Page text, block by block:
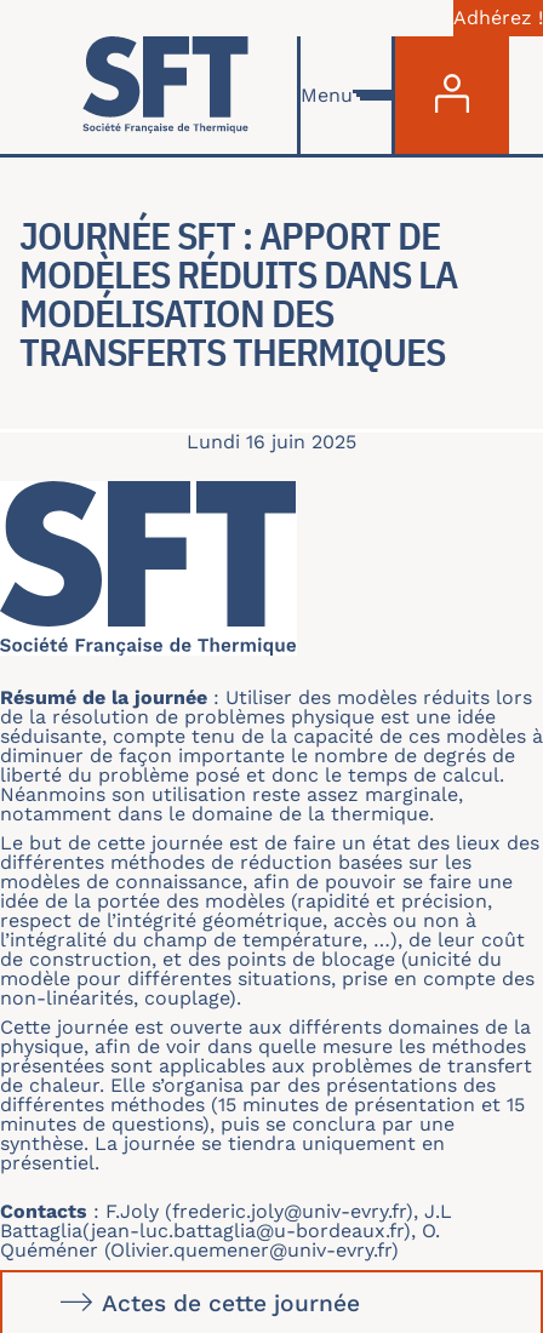
Aller au contenu principal
Adhérez !
Menu
JOURNÉE SFT : APPORT DE
MODÈLES RÉDUITS DANS LA
MODÉLISATION DES
TRANSFERTS THERMIQUES
Lundi 16 juin 2025
Résumé de la journée : Utiliser des modèles réduits lors
de la résolution de problèmes physique est une idée
séduisante, compte tenu de la capacité de ces modèles à
diminuer de façon importante le nombre de degrés de
liberté du problème posé et donc le temps de calcul.
Néanmoins son utilisation reste assez marginale,
notamment dans le domaine de la thermique.
Le but de cette journée est de faire un état des lieux des
différentes méthodes de réduction basées sur les
modèles de connaissance, afin de pouvoir se faire une
idée de la portée des modèles (rapidité et précision,
respect de l’intégrité géométrique, accès ou non à
l’intégralité du champ de température, …), de leur coût
de construction, et des points de blocage (unicité du
modèle pour différentes situations, prise en compte des
non-linéarités, couplage).
Cette journée est ouverte aux différents domaines de la
physique, afin de voir dans quelle mesure les méthodes
présentées sont applicables aux problèmes de transfert
de chaleur. Elle s’organisa par des présentations des
différentes méthodes (15 minutes de présentation et 15
minutes de questions), puis se conclura par une
synthèse. La journée se tiendra uniquement en
présentiel.
Contacts : F.Joly (frederic.joly@univ-evry.fr), J.L
Battaglia(jean-luc.battaglia@u-bordeaux.fr), O.
Quéméner (Olivier.quemener@univ-evry.fr)
Actes de cette journée